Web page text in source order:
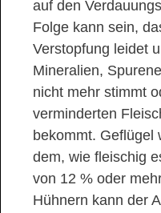
auf den
Folge kann sein,
Verstopfung leidet
Mineralien,
nicht mehr stimmt
verminderten
bekommt. Geflügel
dem, wie fleischig
von 12 % oder
Hühnern kann der